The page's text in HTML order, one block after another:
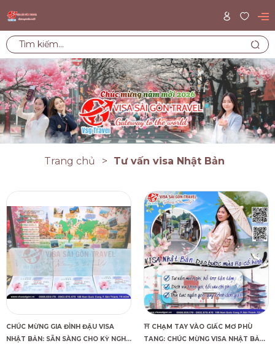
Trang chủ Tư vấn visa Nhật Bản
CHÚC MỪNG GIA ĐÌNH ĐẬU VISA
NHẬT BẢN: SẴN SÀNG CHO KỲ NGHỈ
⛩️ CHẠM TAY VÀO GIẤC MƠ PHÙ
TANG: CHÚC MỪNG VISA NHẬT BẢN